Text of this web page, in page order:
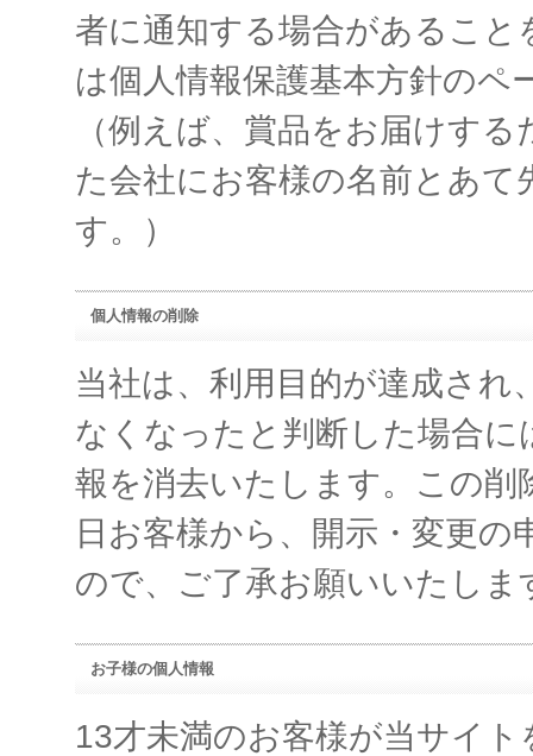
者に通知する場合があるこ
は個人情報保護基本方針のペ
（例えば、賞品をお届けす
た会社にお客様の名前とあ
す。）
個人情報の削除
当社は、利用目的が達成され
なくなったと判断した場合に
報を消去いたします。この
日お客様から、開示・変更
ので、ご了承お願いいたしま
お子様の個人情報
13才未満のお客様が当サイ